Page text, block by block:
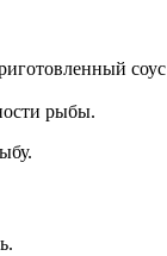
рыбы.